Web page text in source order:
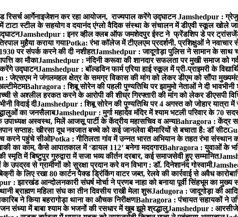
रिसर्च आर्गेनाइजेशन कर रहा आयोजन, राज्यपाल करेंगे उद्घाटनJamshedpur :
टाटा स्टील के सहयोग व दयानंद एंग्लो वैदिक संस्था के संचालन में डीएवी स्कूल खोले
Jamshedpur : इनर व्हील क्लब ऑफ जमशेदपुर ईस्ट ने फ्रेंडशिप डे पर
मुहैया कराया गयाPotka: रंभा कॉलेज में टीएलएम प्रदर्शनी, प्रशिक्षुओं ने नवाचार
पर संपर्क करने की दी नशीहतJamshedpur : जादूगोड़ा पुलिस ने सामान के साथ
का मौकाJamshedpur : नंदिनी करूवा की शानदार सफलता पर मुखी समाज को
करेंगे उद्घाटनJamshedpur : बॉल्डविन फार्म एरिया हाई स्कूल में प्री-प्राइमरी के
: जेएसएम ने जंगलमहल क्षेत्र के समग्र विकास की मांग को लेकर डीएम को सौंपा
Bahragora : शिबू सोरेन की पहली पुण्यतिथि पर झामुमो नेताओं ने दी भावभीनी
से अश्लील हरकत करने के आरोपी की शीघ्र गिरफ्तारी की मांग को लेकर डीएसपी
विदाई दीJamshedpur : शिबू सोरेन की पुण्यतिथि पर 4 अगस्त को जोहार यात्रा
का जनसैलाबJamshedpur : मुर्गा महादेव मंदिर में श्याम भटली परिवार के 70
उपाध्यक्ष अस्वस्थ, मिलें आजसू पार्टी के केंद्रीय महासचिव व अन्यBahragora : केंद्र
सप्ताह: खीरसा दूध नवजात बच्चे को कई जानलेवा बीमारियों से बचाता है: डॉ सीट
करने पहुंचे सीओPotka : गीतिलता गांव में उन्नत भारत अभियान के तहत रंभा संस्थान
का काम, कैसे आपातकाल में ‘डायल 112’ बनेगा मददगारBahragora : युवाओं के
में बिष्टुपुर गुरुद्वारा में सजा भव्य कीर्तन दरबार, कई समाजसेवी हुए सम्मानित
उपद्रव से ग्रामीणों को सुरक्षा प्रदान करे वन विभाग : डॉ. दिनेशानंद गोस्वामी
के लिए रखा 80 कार्टन पैक्ड ड्रिंकिंग वाटर जब्त, रेलवे की कार्रवाई से अवैध
: झारखंड आन्दोलनकारी संघर्ष मोर्चा ने प्रणब नाहा को बनाया पूर्वी सिंहभूम का मुख्य
ब्राह्मण महिला संघ का तीन दिवसीय राखी मेला शुरूJadugora : जादूगोड़ा की
ने किया बहरागोड़ा थाना का औचक निरीक्षणBahragora : पंचायत सहायकों ने
संध्या में बाबा श्याम के भजनों की रसधार में खुब झूमे श्रद्धालुJamshedpur : आरसीजेई